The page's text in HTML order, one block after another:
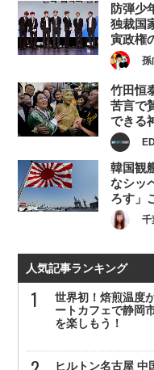
防弾少
独裁国
寅政権
孫
竹田恒
苦言で
できる
韓国観
なシッ
ろす」
千
人気記事ランキング
世界初！焙煎温度
ートカフェで静岡
を楽しもう！
ヒルトン名古屋 中